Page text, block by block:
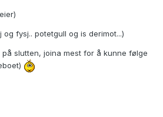
fysj.. potetgull og is derimot...)
slutten, joina mest for å kunne følge